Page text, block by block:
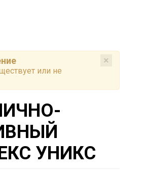
×
или не
УНИКС